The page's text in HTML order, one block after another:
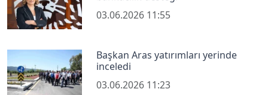
03.06.2026 11:55
Başkan Aras yatırımları yerinde
inceledi
03.06.2026 11:23